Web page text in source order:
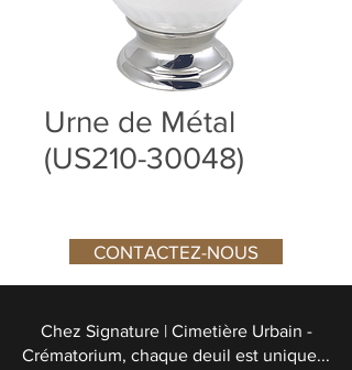
Urne de Métal
(US210-30048)
CONTACTEZ-NOUS
Chez Signature | Cimetière Urbain -
Crématorium, chaque deuil est unique...